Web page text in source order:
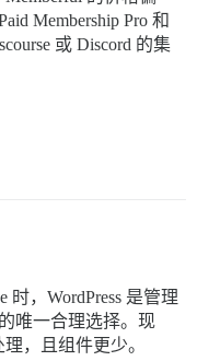
Membership Pro 和
或 Discord 的集
时，WordPress 是管理
唯一合理选择。现
，且组件更少。